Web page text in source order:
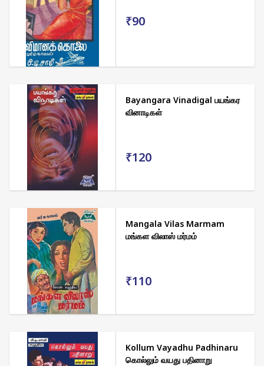
₹90
Bayangara Vinadigal பயங்கர
வினாடிகள்
₹120
Mangala Vilas Marmam
மங்கள விலாஸ் மர்மம்
₹110
Kollum Vayadhu Padhinaru
கொல்லும் வயது பதினாறு